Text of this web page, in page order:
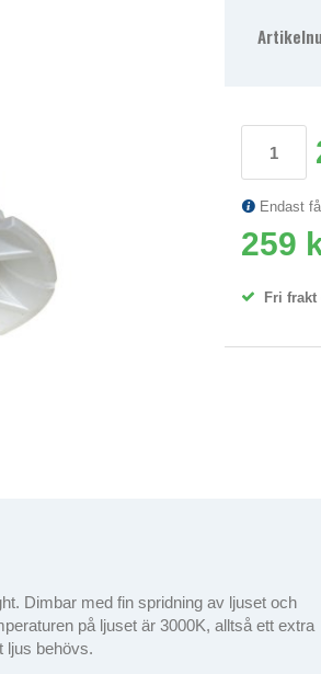
Endast
259
Fri frakt
Dimbar med fin spridning av ljuset och
på ljuset är 3000K, alltså ett extra
ljus behövs.